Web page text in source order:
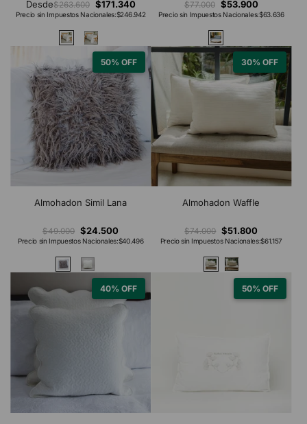
Desde$263.600 $171.340
Precio sin Impuestos Nacionales:$246.942
$77.000 $53.900
Precio sin Impuestos Nacionales:$63.636
50% OFF
Almohadon Simil Lana
$49.000 $24.500
Precio sin Impuestos Nacionales:$40.496
30% OFF
Almohadon Waffle
$74.000 $51.800
Precio sin Impuestos Nacionales:$61.157
40% OFF 50% OFF